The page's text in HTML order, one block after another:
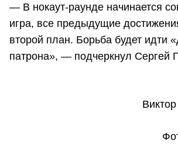
— В нокаут-раунде начинается
игра, все предыдущие
второй план. Борьба будет идти
патрона», — подчеркнул Сергей